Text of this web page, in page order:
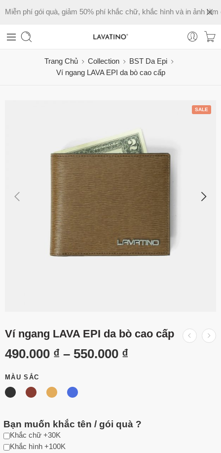
Miễn phí gói quà, giảm 50% phí khắc chữ, khắc hình và in ảnh làm
Trang Chủ Collection
BST Da Epi
Ví ngang LAVA EPI da bò cao cấp
SALE
Ví ngang LAVA EPI da bò cao cấp
490.000 ₫ – 550.000 ₫
MÀU SẮC
Bạn muốn khắc tên / gói quà ?
Khắc chữ +30K
Khắc hình +100K